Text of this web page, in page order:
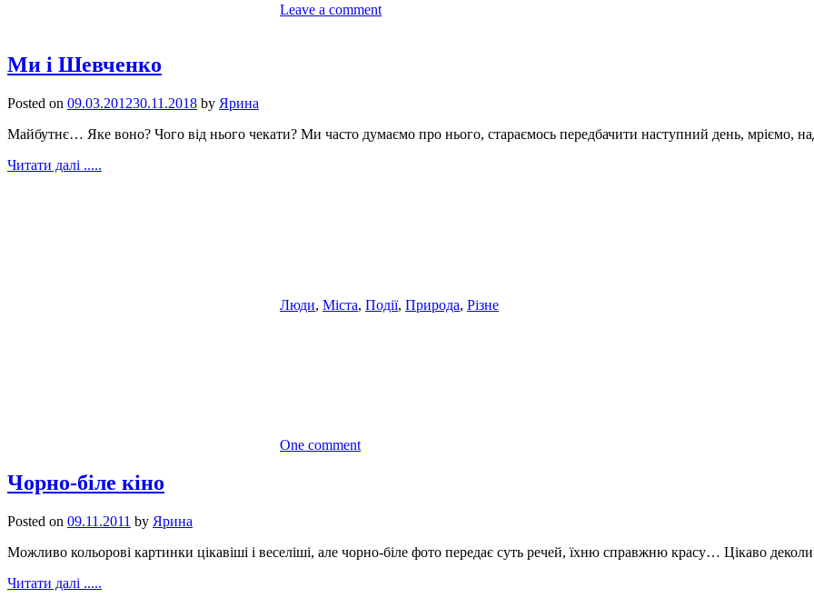
Leave a comment
Ми і Шевченко
Posted on 09.03.201230.11.2018 by Ярина
Майбутнє… Яке воно? Чого від нього чекати? Ми часто думаємо про нього, стараємось передбачити наступний день, мріємо,
Читати далі .....
Люди, Міста, Події, Природа, Різне
One comment
Чорно-біле кіно
Posted on 09.11.2011 by Ярина
Можливо кольорові картинки цікавіші і веселіші, але чорно-біле фото передає суть речей, їхню справжню красу… Цікаво деколи
Читати далі .....